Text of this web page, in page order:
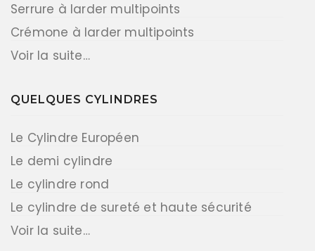
Serrure à larder multipoints
Crémone à larder multipoints
Voir la suite…
QUELQUES CYLINDRES
Le Cylindre Européen
Le demi cylindre
Le cylindre rond
Le cylindre de sureté et haute sécurité
Voir la suite…